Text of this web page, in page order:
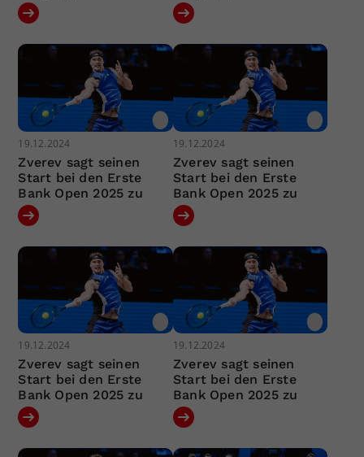
19.12.2024
Zverev sagt seinen
Start bei den Erste
Bank Open 2025 zu
19.12.2024
Zverev sagt seinen
Start bei den Erste
Bank Open 2025 zu
19.12.2024
Zverev sagt seinen
Start bei den Erste
Bank Open 2025 zu
19.12.2024
Zverev sagt seinen
Start bei den Erste
Bank Open 2025 zu